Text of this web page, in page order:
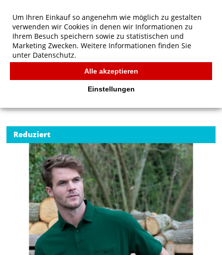
Result Work-Guard Apex Polo Shirt
Reduziert
Um Ihren Einkauf so angenehm wie möglich zu gestalten
verwenden wir Cookies in denen wir Informationen zu
Ihrem Besuch speichern sowie zu statistischen und
Marketing Zwecken. Weitere Informationen finden Sie
unter Datenschutz.
Alle akzeptieren
Einstellungen